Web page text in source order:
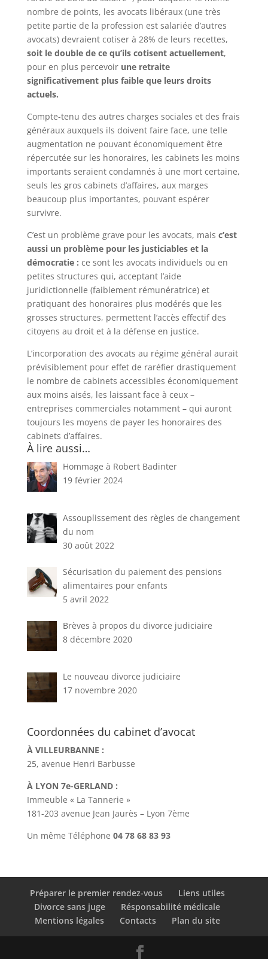
nombre de points, les avocats libéraux (une très
petite partie de la profession est salariée d’autres
avocats) devraient cotiser à 28% de leurs recettes,
soit le double de ce qu’ils cotisent actuellement,
pour en plus percevoir une retraite
significativement plus faible que leurs droits
actuels.
Compte-tenu des autres charges sociales et des frais
généraux auxquels ils doivent faire face, une telle
augmentation ne pouvant économiquement être
répercutée sur les honoraires, les cabinets les moins
importants seraient condamnés à une mort certaine,
seuls les gros cabinets d’affaires, aux marges
beaucoup plus importantes, pouvant espérer
survivre.
C’est un problème grave pour les avocats, mais c’est
aussi un problème pour les justiciables et la
démocratie : ce sont les avocats individuels ou en
petites structures qui, acceptant l’aide
juridictionnelle (faiblement rémunératrice) et
pratiquant des honoraires plus modérés que les
grosses structures, permettent l’accès effectif des
citoyens au droit et à la défense en justice.
L’incorporation des avocats au régime général aurait
prévisiblement pour effet de raréfier drastiquement
le nombre de cabinets accessibles économiquement
aux moins aisés, les laissant face à ceux –
entreprises commerciales notamment – qui auront
toujours les moyens de payer les honoraires des
cabinets d’affaires.
À lire aussi…
Hommage à Robert Badinter
19 février 2024
Assouplissement des règles de changement
du nom
30 août 2022
Sécurisation du paiement des pensions
alimentaires pour enfants
5 avril 2022
Brèves à propos du divorce judiciaire
8 décembre 2020
Le nouveau divorce judiciaire
17 novembre 2020
Coordonnées du cabinet d’avocat
À VILLEURBANNE :
25, avenue Henri Barbusse
À LYON 7e-GERLAND :
Immeuble « La Tannerie »
181-203 avenue Jean Jaurès – Lyon 7ème
Un même Téléphone 04 78 68 83 93
Préparer le premier rendez-vous
Liens utiles
Divorce sans juge
Résponsabilité médicale
Mentions légales
Contacts Plan du site